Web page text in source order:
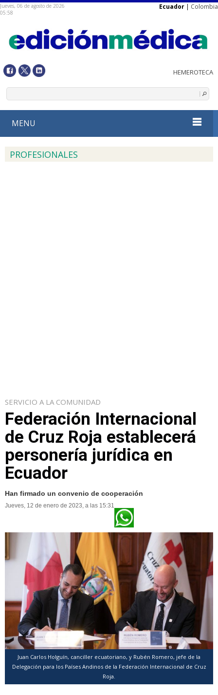
Jueves, 06 de agosto de 2026
05:58
Ecuador | Colombia
MENU
PROFESIONALES
SERVICIO A LA COMUNIDAD
Federación Internacional
de Cruz Roja establecerá
personería jurídica en
Ecuador
Han firmado un convenio de cooperación
Jueves, 12 de enero de 2023, a las 15:31
Juan Carlos Holguín, canciller ecuatoriano, y Rubén Romero, jefe de la
Delegación para los Países Andinos de la Federación Internacional de Cruz
Roja.